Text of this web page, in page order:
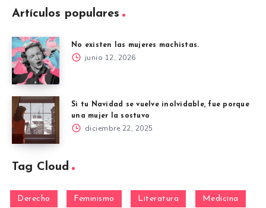
Artículos populares
No existen las mujeres machistas.
junio 12, 2026
Si tu Navidad se vuelve inolvidable, fue porque
una mujer la sostuvo
diciembre 22, 2025
Tag Cloud
Derecho Feminismo Literatura Medicina